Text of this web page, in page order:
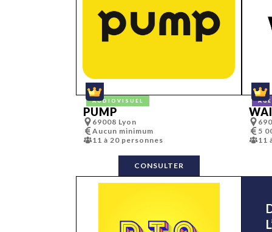
AUDIOVISUEL
PUMP
69008 Lyon
Aucun minimum
11 à 20 personnes
CONSULTER
5
11